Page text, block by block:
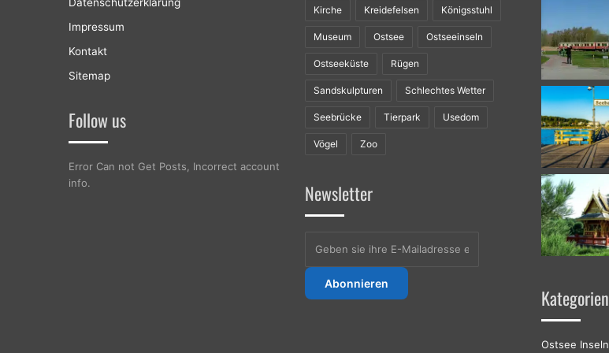
Datenschutzerklärung
Impressum
Kontakt
Sitemap
Follow us
Error Can not Get Posts, Incorrect account
info.
Kirche Kreidefelsen Königsstuhl
Museum Ostsee Ostseeinseln
Ostseeküste Rügen
Sandskulpturen Schlechtes Wetter
Seebrücke Tierpark Usedom
Vögel Zoo
Newsletter
sie
ihre
Kategorien
Ostsee Inseln